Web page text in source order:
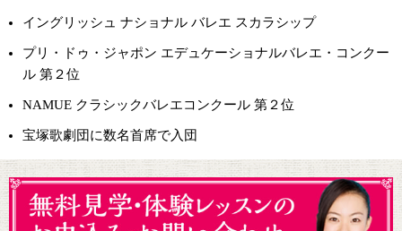
イングリッシュ ナショナル バレエ スカラシップ
プリ・ドゥ・ジャポン エデュケーショナルバレエ・コンクー
ル 第２位
NAMUE クラシックバレエコンクール 第２位
宝塚歌劇団に数名首席で入団